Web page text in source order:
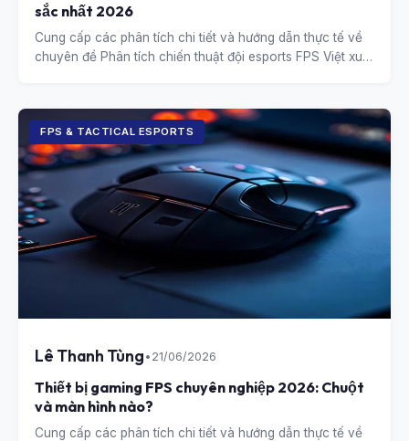
sắc nhất 2026
Cung cấp các phân tích chi tiết và hướng dẫn thực tế về
chuyên đề Phân tích chiến thuật đội esports FPS Việt xuất
FPS & TACTICAL ESPORTS
Lê Thanh Tùng • 21/06/2026
Thiết bị gaming FPS chuyên nghiệp 2026: Chuột
và màn hình nào?
Cung cấp các phân tích chi tiết và hướng dẫn thực tế về